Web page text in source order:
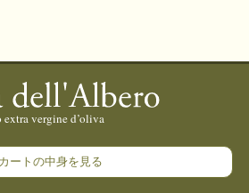
カートの中身を見る